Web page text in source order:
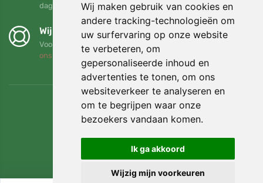
Wij maken gebruik van cookies en
andere tracking-technologieën om
uw surfervaring op onze website
te verbeteren, om
gepersonaliseerde inhoud en
advertenties te tonen, om ons
websiteverkeer te analyseren en
om te begrijpen waar onze
bezoekers vandaan komen.
Ik ga akkoord
Wijzig mijn voorkeuren
dagen retourneren of ruilen
Wij steunen Trees.org
Voor elke bestelling planten we een boom! Lees meer
ons